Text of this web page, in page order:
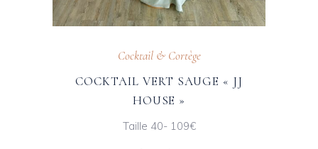
Cocktail & Cortège
COCKTAIL VERT SAUGE « JJ
HOUSE »
Taille 40- 109€